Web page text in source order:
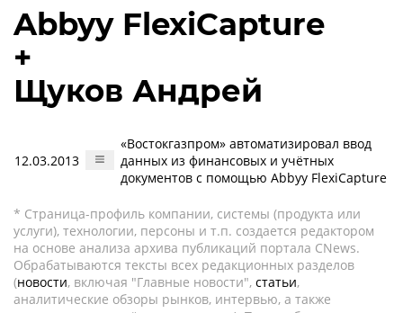
Abbyy FlexiCapture
+
Щуков Андрей
12.03.2013
«Востокгазпром» автоматизировал ввод
данных из финансовых и учётных
документов с помощью Abbyy FlexiCapture
* Страница-профиль компании, системы (продукта или
услуги), технологии, персоны и т.п. создается редактором
на основе анализа архива публикаций портала CNews.
Обрабатываются тексты всех редакционных разделов
(новости, включая "Главные новости", статьи,
аналитические обзоры рынков, интервью, а также